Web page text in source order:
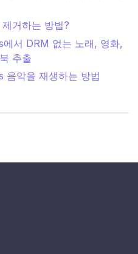
거하는 방법?
서 DRM 없는 노래, 영화,
추출
음악을 재생하는 방법